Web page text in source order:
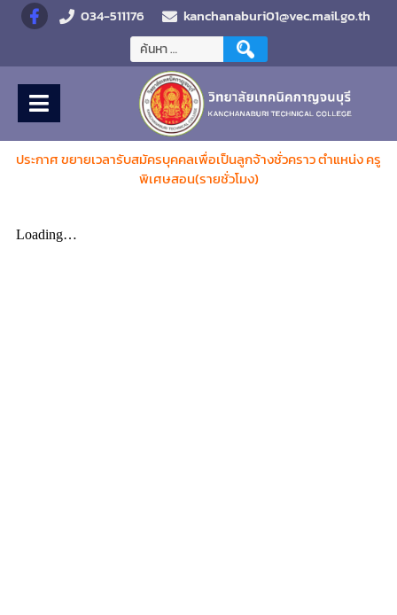
034-511176 kanchanaburi01@vec.mail.go.th
ประกาศขยายเวลารับสมัครบุคคลเพื่อเป็นลูกจ้างชั่วคราว ตำแหน่ง ครู
พิเศษสอน(รายชั่วโมง)